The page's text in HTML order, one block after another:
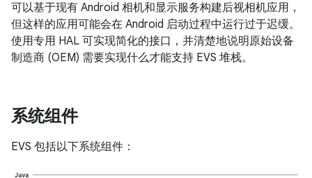
可以基于现有 Android 相机和显示服务构建后视相机应用，
但这样的应用可能会在 Android 启动过程中运行过于迟缓。
使用专用 HAL 可实现简化的接口，并清楚地说明原始设备
制造商 (OEM) 需要实现什么才能支持 EVS 堆栈。
系统组件
EVS 包括以下系统组件：